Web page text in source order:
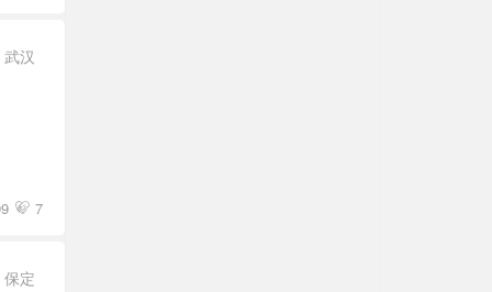
武汉
7
保定